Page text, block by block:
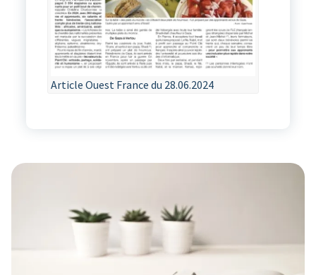
Article Ouest France du 28.06.2024